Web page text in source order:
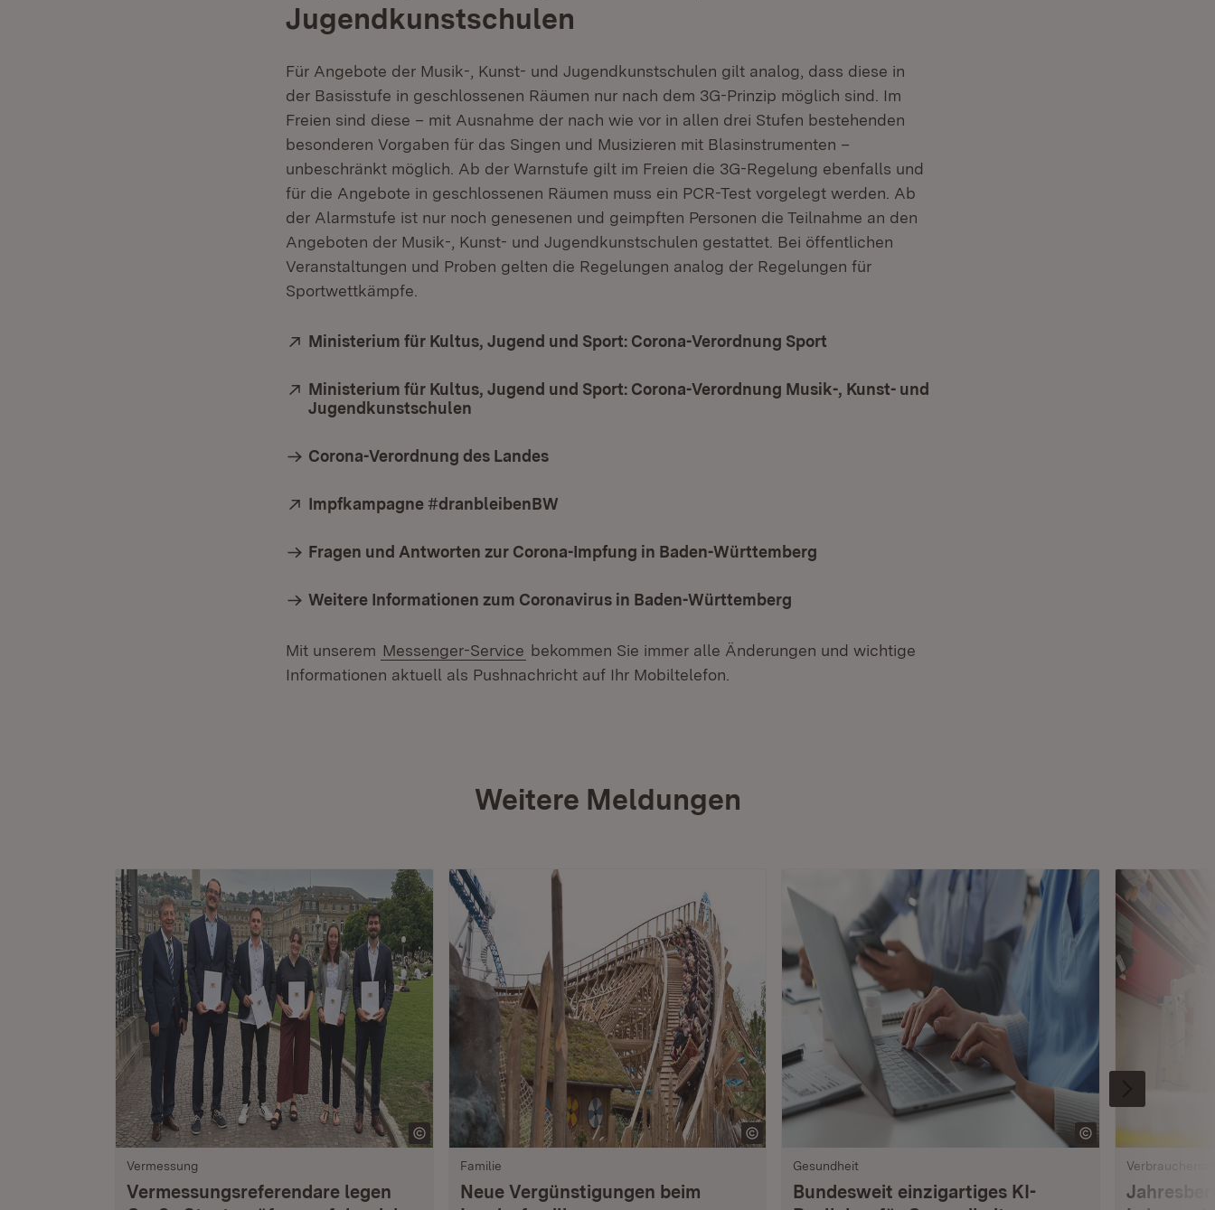
Jugendkunstschulen
Für Angebote der Musik-, Kunst- und Jugendkunstschulen gilt analog, dass diese in
der Basisstufe in geschlossenen Räumen nur nach dem 3G-Prinzip möglich sind. Im
Freien sind diese – mit Ausnahme der nach wie vor in allen drei Stufen bestehenden
besonderen Vorgaben für das Singen und Musizieren mit Blasinstrumenten –
unbeschränkt möglich. Ab der Warnstufe gilt im Freien die 3G-Regelung ebenfalls und
für die Angebote in geschlossenen Räumen muss ein PCR-Test vorgelegt werden. Ab
der Alarmstufe ist nur noch genesenen und geimpften Personen die Teilnahme an den
Angeboten der Musik-, Kunst- und Jugendkunstschulen gestattet. Bei öffentlichen
Veranstaltungen und Proben gelten die Regelungen analog der Regelungen für
Sportwettkämpfe.
Extern:
Ministerium für Kultus, Jugend und Sport: Corona-Verordnung Sport
Extern:
Ministerium für Kultus, Jugend und Sport: Corona-Verordnung Musik-, Kunst- und
Jugendkunstschulen
Corona-Verordnung des Landes
Extern:
Impfkampagne #dranbleibenBW​​​​​​​
Fragen und Antworten zur Corona-Impfung in Baden-Württemberg
Weitere Informationen zum Coronavirus in Baden-Württemberg
Mit unserem Messenger-Service bekommen Sie immer alle Änderungen und wichtige
Informationen aktuell als Pushnachricht auf Ihr Mobiltelefon.
Weitere Meldungen
Vermessung
Vermessungsreferendare legen
Familie
Neue Vergünstigungen beim
Gesundheit
Bundesweit einzigartiges KI-